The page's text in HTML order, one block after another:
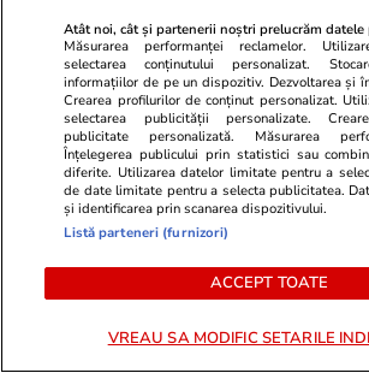
Auziți balastierele găinarilor
cum încarcă la cutiile de
pantofi?
Prima lună fără Călin
Atât noi, cât și partenerii noștri prelucrăm datele
Măsurarea performanței reclamelor.
selectarea conținutului personalizat.
informațiilor de pe un dispozitiv. Dezvoltarea și
Crearea profilurilor de conținut personalizat.
selectarea publicității personalizate.
publicitate personalizată. Măsurarea
Înțelegerea publicului prin statistici sau
diferite. Utilizarea datelor limitate pentru a
de date limitate pentru a selecta publicitatea.
și identificarea prin scanarea dispozitivului.
Listă parteneri (furnizori)
ACCEPT TOATE
VREAU SA MODIFIC SETARILE